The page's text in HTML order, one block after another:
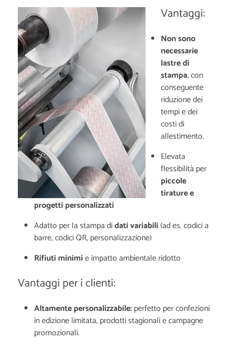
Vantaggi:
Non sono
necessarie
lastre di
stampa, con
conseguente
riduzione dei
tempi e dei
costi di
allestimento.
Elevata
flessibilità per
piccole
tirature e
progetti personalizzati
Adatto per la stampa didati variabili(ad es. codici a
barre, codici QR, personalizzazione)
Rifiuti minimie impatto ambientale ridotto
Vantaggi per i clienti:
Altamente personalizzabile:perfetto per confezioni
in edizione limitata, prodotti stagionali e campagne
promozionali.